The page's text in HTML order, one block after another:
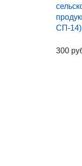
СП-14)
300